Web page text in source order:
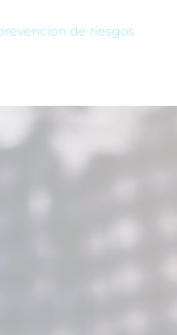
de riesgos